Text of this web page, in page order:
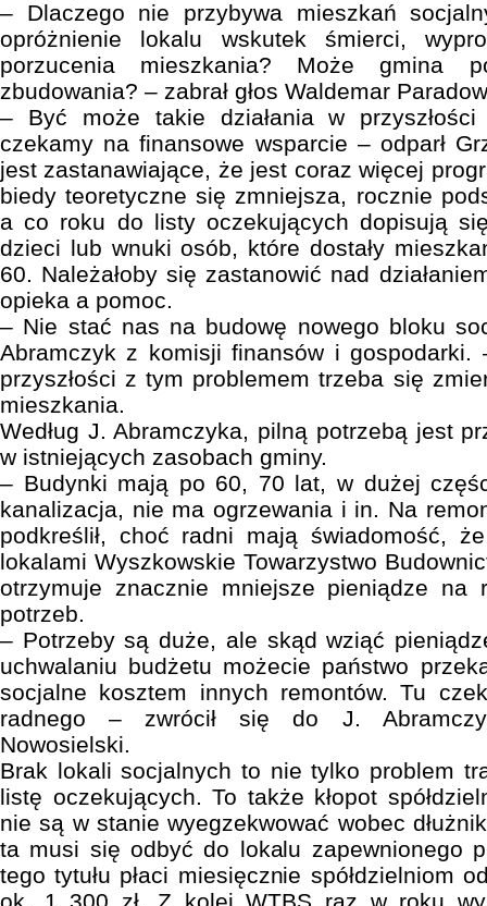
– Dlaczego nie przybywa mieszkań
opróżnienie lokalu wskutek śmierci,
porzucenia mieszkania? Może gmina
zbudowania? – zabrał głos Waldemar
– Być może takie działania w
czekamy na finansowe wsparcie – odparł
jest zastanawiające, że jest coraz więcej
biedy teoretyczne się zmniejsza, rocznie
a co roku do listy oczekujących dopisują
dzieci lub wnuki osób, które dostały
60. Należałoby się zastanowić nad
opieka a pomoc.
– Nie stać nas na budowę nowego bloku
Abramczyk z komisji finansów i
przyszłości z tym problemem trzeba się
mieszkania.
Według J. Abramczyka, pilną potrzebą jest
w istniejących zasobach gminy.
– Budynki mają po 60, 70 lat, w dużej
kanalizacja, nie ma ogrzewania i in. Na
podkreślił, choć radni mają świadomość,
lokalami Wyszkowskie Towarzystwo
otrzymuje znacznie mniejsze pieniądze
potrzeb.
– Potrzeby są duże, ale skąd wziąć
uchwalaniu budżetu możecie państwo
socjalne kosztem innych remontów. Tu
radnego – zwrócił się do J.
Nowosielski.
Brak lokali socjalnych to nie tylko problem
listę oczekujących. To także kłopot
nie są w stanie wyegzekwować wobec
ta musi się odbyć do lokalu zapewnionego
tego tytułu płaci miesięcznie spółdzielniom